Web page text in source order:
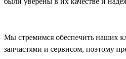
Мы стремимся обеспечить наших
запчастями и сервисом, поэтому